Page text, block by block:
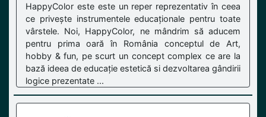
HappyColor este este un reper reprezentativ în ceea
ce privește instrumentele educaționale pentru toate
vârstele. Noi, HappyColor, ne mândrim să aducem
pentru prima oară în România conceptul de Art,
hobby & fun, pe scurt un concept complex ce are la
bază ideea de educație estetică si dezvoltarea gândirii
logice prezentate ...